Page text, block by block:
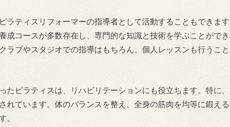
ラティスリフォーマーの指導者として活動することもできま
成コースが多数存在し、専門的な知識と技術を学ぶことがで
ラブやスタジオでの指導はもちろん、個人レッスンも行うこ
たピラティスは、リハビリテーションにも役立ちます。特に
れています。体のバランスを整え、全身の筋肉を均等に鍛え
。